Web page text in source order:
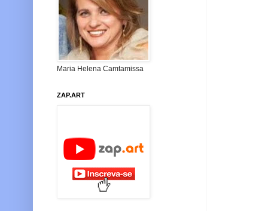
Maria Helena Camtamissa
ZAP.ART